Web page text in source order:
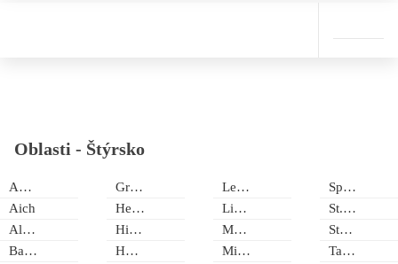
Oblasti - Štýrsko
Admont
Aich
Altaussee
Bad Gleichenberg
Grundlsee
Heilbrunn
Hirschegg
Hohentauern
Leutschach
Liezen
Mariazell
Mixnitz
Spital am Semmering
St. Lambrecht
Stainz
Tauplitz